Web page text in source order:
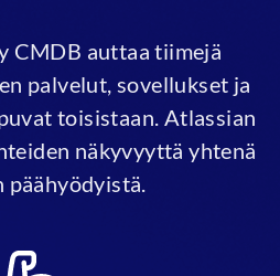
CMDB auttaa tiimejä
palvelut, sovellukset ja
toisistaan. Atlassian
näkyvyyttä yhtenä
päähyödyistä.